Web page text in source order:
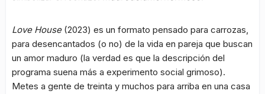
Love House(2023) es un formato pensado para carrozas,
para desencantados (o no) de la vida en pareja que buscan
un amor maduro (la verdad es que la descripción del
programa suena más a experimento social grimoso).
Metes a gente de treinta y muchos para arriba en una casa